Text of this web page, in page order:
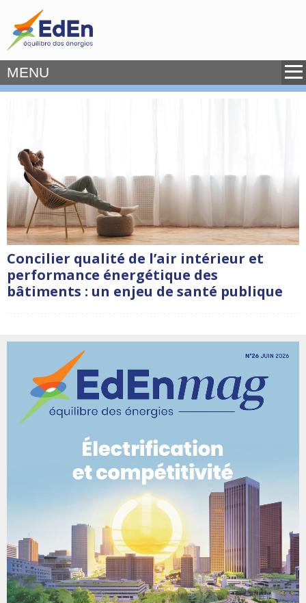
MENU
Concilier qualité de l’air intérieur et
performance énergétique des
bâtiments : un enjeu de santé publique